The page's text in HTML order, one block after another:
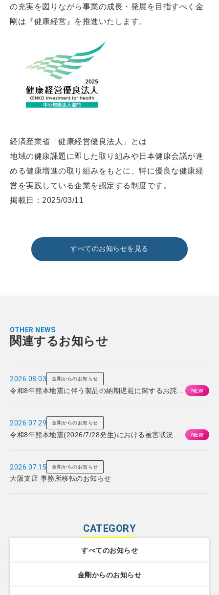
の充実を図りながら事業の成長・発展を目指すべく金
剛は『健康経営』を推進いたします。
経済産業省「健康経営優良法人」とは
地域の健康課題に即した取り組みや日本健康会議が進
める健康増進の取り組みをもとに、特に優良な健康経
営を実践している企業を認定する制度です。
掲載日：2025/03/11
すべてのお知らせを見る
OTHER NEWS
関連するお知らせ
2026.08.03 金剛からのお知らせ
令和8年熊本地震に伴う製品の納期遅延に関するお詫び
2026.07.29 金剛からのお知らせ
令和8年熊本地震(2026/7/28発生)における被害状況と
2026.07.15 金剛からのお知らせ
大阪支店 事務所移転のお知らせ
CATEGORY
すべてのお知らせ
金剛からのお知らせ